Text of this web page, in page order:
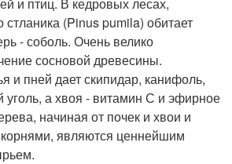
стланика (Pinus pumila) обитает
- соболь. Очень велико
сосновой древесины.
и пней дает скипидар, канифоль,
уголь, а хвоя - витамин С и эфирное
начиная от почек и хвои и
являются ценнейшим